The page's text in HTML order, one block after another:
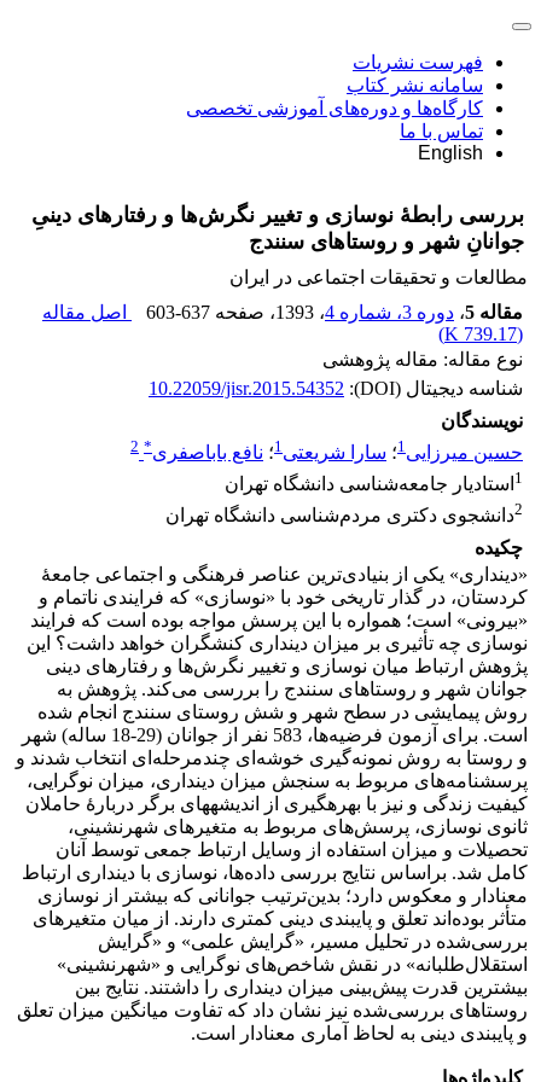
فهرست نشریات
سامانه نشر کتاب
کارگاه‌ها و دوره‌های آموزشی تخصصی
تماس با ما
English
بررسی رابطۀ نوسازی و تغییر نگرش‌ها و رفتارهای دینیِ
جوانانِ شهر و روستاهای سنندج
مطالعات و تحقیقات اجتماعی در ایران
مقاله 5
، دوره 3، شماره 4 ، 1393 ، صفحه 603-637
اصل مقاله
(
739.17 K
)
نوع مقاله: مقاله پژوهشی
شناسه دیجیتال (DOI):
10.22059/jisr.2015.54352
نویسندگان
حسین میرزایی1؛ سارا شریعتی1؛ نافع باباصفری*
2
1 استادیار جامعه‌شناسی دانشگاه تهران
2دانشجوی دکتری مردم‌شناسی دانشگاه تهران
چکیده
«دینداری» یکی از بنیادی‌ترین عناصر فرهنگی و اجتماعی جامعۀ
کردستان، در گذار تاریخی خود با «نوسازی» که فرایندی ناتمام و
«بیرونی» است؛ همواره با این پرسش مواجه بوده است که فرایند
نوسازی چه تأثیری بر میزان دینداری کنشگران خواهد داشت؟ این
پژوهش ارتباط میان نوسازی و تغییر نگرش‌ها و رفتارهای دینی
جوانان شهر و روستاهای سنندج را بررسی می‌کند. پژوهش به
روش پیمایشی در سطح شهر و شش روستای سنندج انجام شده
است. برای آزمون فرضیه‌ها، 583 نفر از جوانان (29-18 ساله) شهر
و روستا به روش نمونه‌گیری خوشه‌ای چندمرحله‌ای انتخاب شدند و
پرسشنامه‌های مربوط به سنجش میزان دینداری، میزان نوگرایی،
کیفیت زندگی و نیز با بهره­گیری از اندیشه­های برگر دربارۀ حاملان
ثانوی نوسازی، پرسش‌های مربوط به متغیرهای شهرنشینی،
تحصیلات و میزان استفاده از وسایل ارتباط جمعی توسط آنان
کامل شد. براساس نتایج بررسی داده‌ها، نوسازی با دینداری ارتباط
معنادار و معکوس دارد؛ بدین‌ترتیب جوانانی که بیشتر از نوسازی
متأثر بوده‌اند تعلق و پایبندی دینی کمتری دارند. از میان متغیرهای
بررسی‌شده در تحلیل مسیر، «گرایش علمی» و «گرایش
استقلال‌طلبانه» در نقش شاخص‌های نوگرایی و «شهرنشینی»
بیشترین قدرت پیش‌بینی میزان دینداری را داشتند. نتایج بین
روستاهای بررسی‌شده نیز نشان داد که تفاوت میانگین میزان تعلق
و پایبندی دینی به لحاظ آماری معنا‌دار است.
کلیدواژه‌ها